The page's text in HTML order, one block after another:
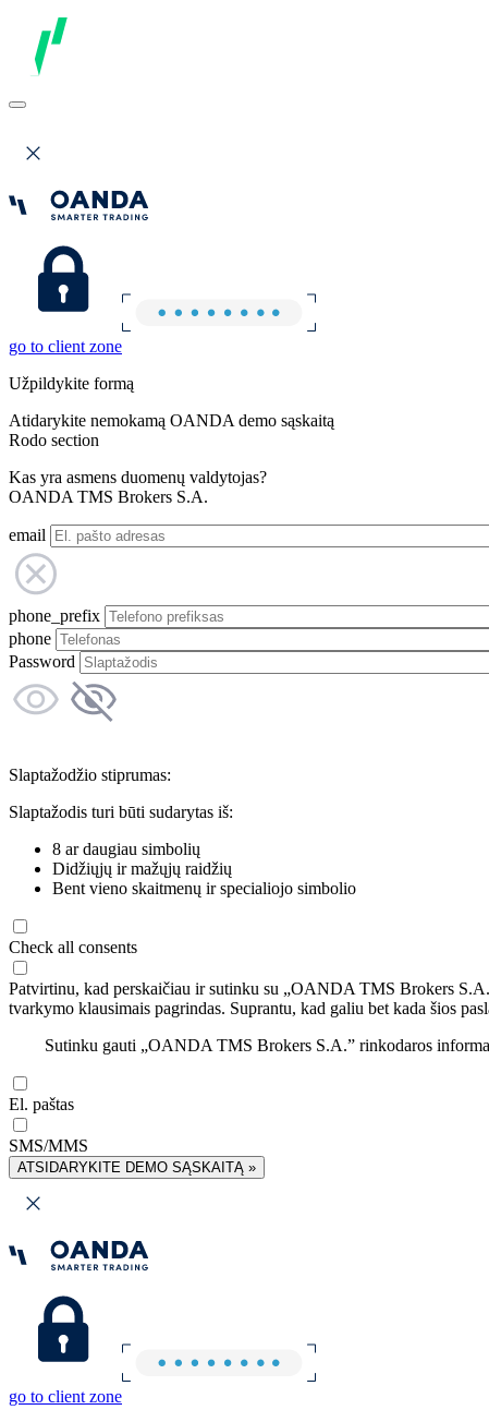
go to client zone
Užpildykite formą
Atidarykite nemokamą OANDA demo sąskaitą
Rodo section
Kas yra asmens duomenų valdytojas?
OANDA TMS Brokers S.A.
email
phone_prefix
phone
Password
Slaptažodžio stiprumas:
Slaptažodis turi būti sudarytas iš:
8 ar daugiau simbolių
Didžiųjų ir mažųjų raidžių
Bent vieno skaitmenų ir specialiojo simbolio
Check all consents
Patvirtinu, kad perskaičiau ir sutinku su „OANDA TMS Brokers
tvarkymo klausimais pagrindas. Suprantu, kad galiu bet kada šios
Sutinku gauti „OANDA TMS Brokers S.A.” rinkodaros
El. paštas
SMS/MMS
ATSIDARYKITE DEMO SĄSKAITĄ »
go to client zone